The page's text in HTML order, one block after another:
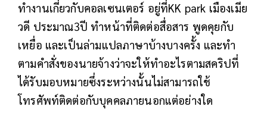
ทำงานเกี่ยวกับคอลเซนเตอร์ อยู่ที่KK park เมืองเมีย
วดี ประมาณ3ปี ทำหน้าที่ติดต่อสื่อสาร พูดคุยกับ
เหยื่อ และเป็นล่ามแปลภาษาบ้างบางครั้ง และทำ
ตามคำสั่งของนายจ้างว่าจะให้ทำอะไรตามสคริปที่
ได้รับมอบหมายซึ่งระหว่างนั้นไม่สามารถใช้
โทรศัพท์ติดต่อกับบุคคลภายนอกแต่อย่างใด